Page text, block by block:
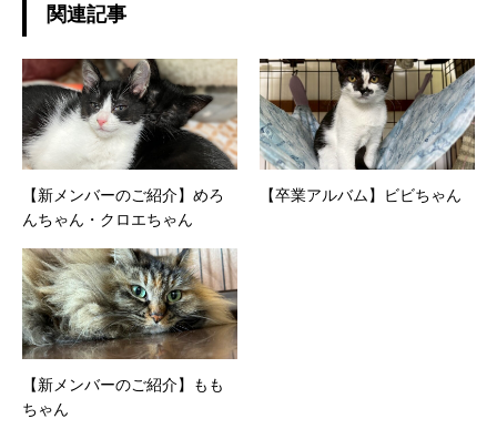
関連記事
【新メンバーのご紹介】めろ
んちゃん・クロエちゃん
【卒業アルバム】ビビちゃん
【新メンバーのご紹介】もも
ちゃん